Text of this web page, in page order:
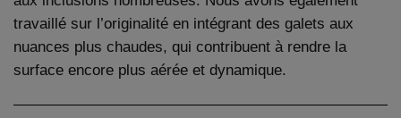
travaillé sur l’originalité en intégrant des galets aux
nuances plus chaudes, qui contribuent à rendre la
surface encore plus aérée et dynamique.